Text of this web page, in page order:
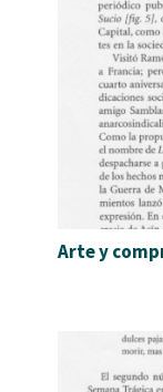
Arte y